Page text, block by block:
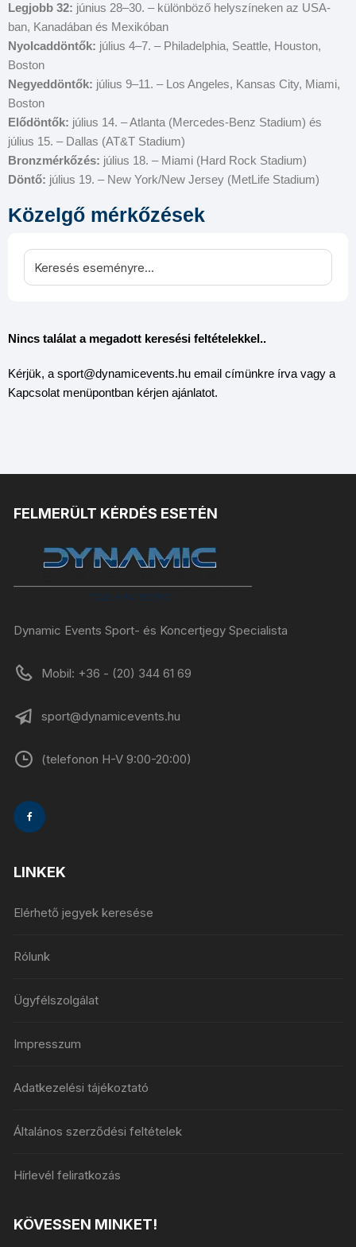
Legjobb 32: június 28–30. – különböző helyszíneken az USA-
ban, Kanadában és Mexikóban
Nyolcaddöntők: július 4–7. – Philadelphia, Seattle, Houston,
Boston
Negyeddöntők: július 9–11. – Los Angeles, Kansas City, Miami,
Boston
Elődöntők: július 14. – Atlanta (Mercedes-Benz Stadium) és
július 15. – Dallas (AT&T Stadium)
Bronzmérkőzés: július 18. – Miami (Hard Rock Stadium)
Döntő: július 19. – New York/New Jersey (MetLife Stadium)
Közelgő mérkőzések
Nincs találat a megadott keresési feltételekkel..
Kérjük, a sport@dynamicevents.hu email címünkre írva vagy a
Kapcsolat menüpontban kérjen ajánlatot.
FELMERÜLT KÉRDÉS ESETÉN
Dynamic Events Sport- és Koncertjegy Specialista
Mobil: +36 - (20) 344 61 69
sport@dynamicevents.hu
(telefonon H-V 9:00-20:00)
LINKEK
Elérhető jegyek keresése
Rólunk
Ügyfélszolgálat
Impresszum
Adatkezelési tájékoztató
Általános szerződési feltételek
Hírlevél feliratkozás
KÖVESSEN MINKET!